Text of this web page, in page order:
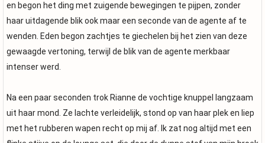
en begon het ding met zuigende bewegingen te pijpen, zonder
haar uitdagende blik ook maar een seconde van de agente af te
wenden. Eden begon zachtjes te giechelen bij het zien van deze
gewaagde vertoning, terwijl de blik van de agente merkbaar
intenser werd.
Na een paar seconden trok Rianne de vochtige knuppel langzaam
uit haar mond. Ze lachte verleidelijk, stond op van haar plek en liep
met het rubberen wapen recht op mij af. Ik zat nog altijd met een